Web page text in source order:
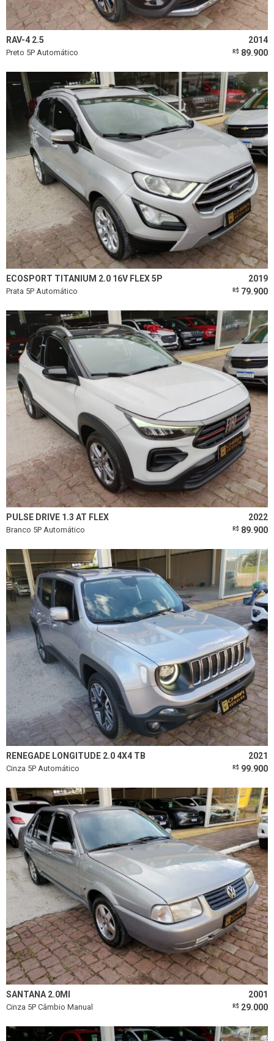
RAV-4 2.5 2014
Preto 5P Automático R$ 89.900
ECOSPORT TITANIUM 2.0 16V FLEX 5P 2019
Prata 5P Automático R$ 79.900
PULSE DRIVE 1.3 AT FLEX 2022
Branco 5P Automático R$ 89.900
RENEGADE LONGITUDE 2.0 4X4 TB 2021
Cinza 5P Automático R$ 99.900
SANTANA 2.0MI 2001
Cinza 5P Câmbio Manual R$ 29.000